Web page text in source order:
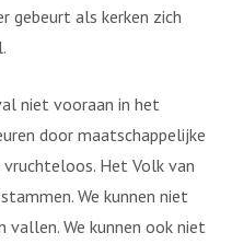
gebeurt als kerken zich
niet vooraan in het
door maatschappelijke
Het Volk van
We kunnen niet
vallen. We kunnen ook niet